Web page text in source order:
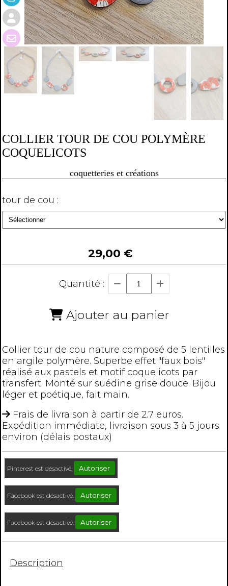
COLLIER TOUR DE COU POLYMÈRE
COQUELICOTS
coquetteries et créations
tour de cou :
29,00 €
Quantité :
Ajouter au panier
Collier tour de cou nature composé de 5 lentilles
en argile polymère. Superbe effet "faux bois"
réalisé aux pastels et motif coquelicots par
transfert. Monté sur suédine grise douce. Bijou
léger et poétique, fait main.
Frais de livraison à partir de 2.7 euros.
Expédition immédiate, livraison sous 3 à 5 jours
environ (délais postaux)
Pinterest est désactivé. Autoriser
Facebook est désactivé. Autoriser
Facebook est désactivé. Autoriser
Description